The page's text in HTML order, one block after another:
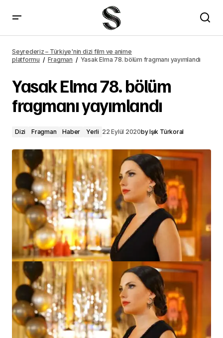
Seyrederiz – Türkiye'nin dizi film ve anime
platformu
Fragman Yasak Elma 78. bölüm fragmanı yayımlandı
Yasak Elma 78. bölüm
fragmanı yayımlandı
Dizi Fragman Haber Yerli 22 Eylül 2020byIşık Türkoral